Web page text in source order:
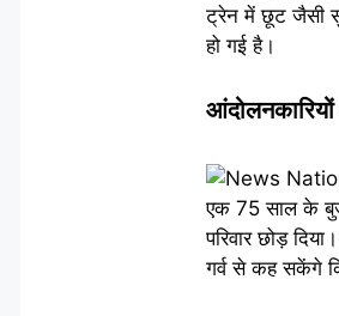
ट्रेन में छूट जैसी
हो गई है।
एक 75 साल के
परिवार छोड़
गर्व से कह सकेंगे